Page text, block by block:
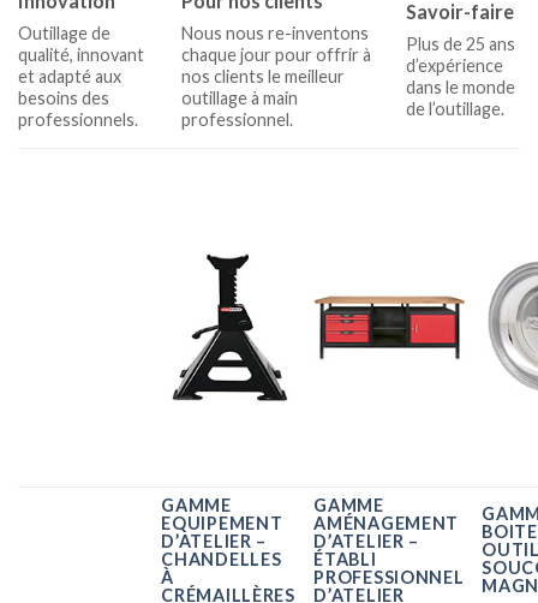
Outillage de
qualité, innovant
et adapté aux
besoins des
professionnels.
Nous nous re-inventons
chaque jour pour offrir à
nos clients le meilleur
outillage à main
professionnel.
Savoir-faire
Plus de 25 ans
d’expérience
dans le monde
de l’outillage.
GAMME
EQUIPEMENT
D’ATELIER –
CHANDELLES
À
CRÉMAILLÈRES
GAMME
AMÉNAGEMENT
D’ATELIER –
ÉTABLI
PROFESSIONNEL
D’ATELIER